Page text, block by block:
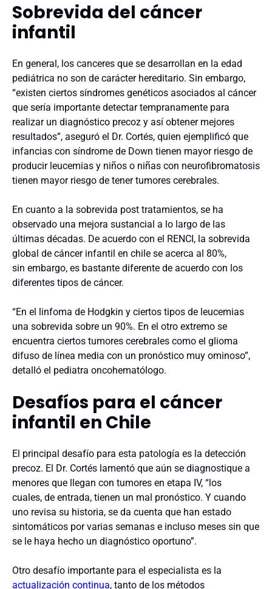
Sobrevida del cáncer
infantil
En general, los canceres que se desarrollan en la edad
pediátrica no son de carácter hereditario. Sin embargo,
“existen ciertos síndromes genéticos asociados al cáncer
que sería importante detectar tempranamente para
realizar un diagnóstico precoz y así obtener mejores
resultados”, aseguró el Dr. Cortés, quien ejemplificó que
infancias con síndrome de Down tienen mayor riesgo de
producir leucemias y niños o niñas con neurofibromatosis
tienen mayor riesgo de tener tumores cerebrales.
En cuanto a la sobrevida post tratamientos, se ha
observado una mejora sustancial a lo largo de las
últimas décadas. De acuerdo con el RENCI, la sobrevida
global de cáncer infantil en chile se acerca al 80%,
sin embargo, es bastante diferente de acuerdo con los
diferentes tipos de cáncer.
“En el linfoma de Hodgkin y ciertos tipos de leucemias
una sobrevida sobre un 90%. En el otro extremo se
encuentra ciertos tumores cerebrales como el glioma
difuso de línea media con un pronóstico muy ominoso”,
detalló el pediatra oncohematólogo.
Desafíos para el cáncer
infantil en Chile
El principal desafío para esta patología es la detección
precoz. El Dr. Cortés lamentó que aún se diagnostique a
menores que llegan con tumores en etapa IV, “los
cuales, de entrada, tienen un mal pronóstico. Y cuando
uno revisa su historia, se da cuenta que han estado
sintomáticos por varias semanas e incluso meses sin que
se le haya hecho un diagnóstico oportuno”.
Otro desafío importante para el especialista es la
actualización continua, tanto de los métodos